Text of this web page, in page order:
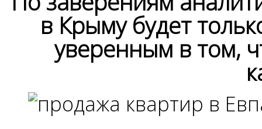
в Крыму будет
уверенным в том,